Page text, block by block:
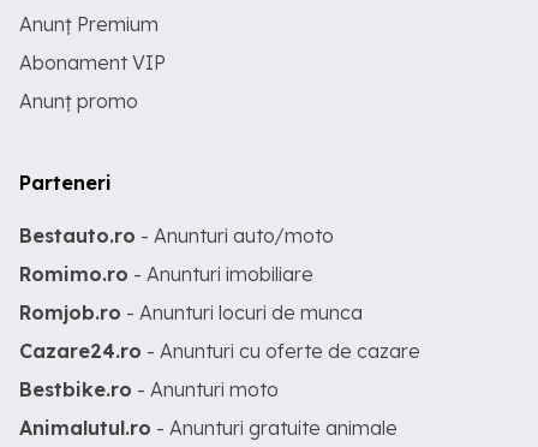
Anunț Premium
Abonament VIP
Anunț promo
Parteneri
Bestauto.ro - Anunturi auto/moto
Romimo.ro - Anunturi imobiliare
Romjob.ro - Anunturi locuri de munca
Cazare24.ro - Anunturi cu oferte de cazare
Bestbike.ro - Anunturi moto
Animalutul.ro - Anunturi gratuite animale